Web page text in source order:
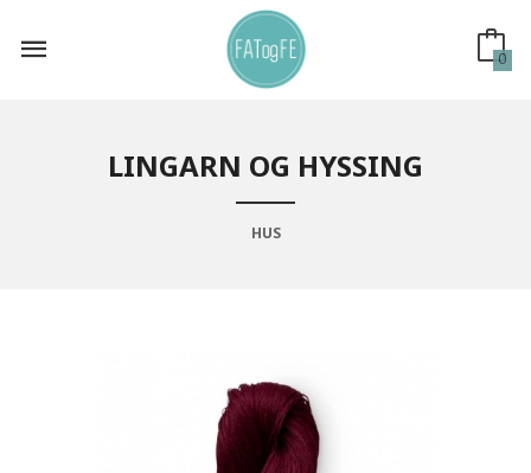
innholdet
0
LINGARN OG HYSSING
HUS